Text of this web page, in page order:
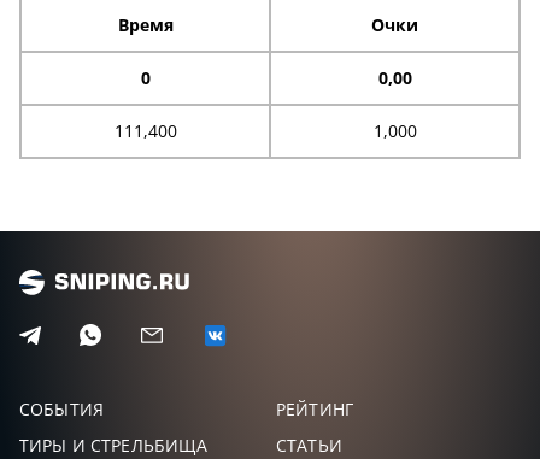
Время Очки
0 0,00
111,400 1,000
СОБЫТИЯ
РЕЙТИНГ
ТИРЫ И СТРЕЛЬБИЩА
СТАТЬИ